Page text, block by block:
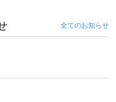
全てのお知らせ